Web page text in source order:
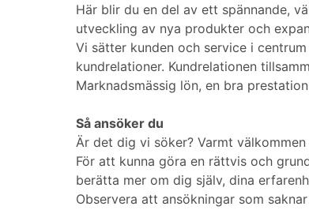
Här blir du en del av ett spännande,
utveckling av nya produkter och
Vi sätter kunden och service i
kundrelationer. Kundrelationen
Marknadsmässig lön, en bra
Så ansöker du
Är det dig vi söker? Varmt
För att kunna göra en rättvis och
berätta mer om dig själv, dina
Observera att ansökningar som